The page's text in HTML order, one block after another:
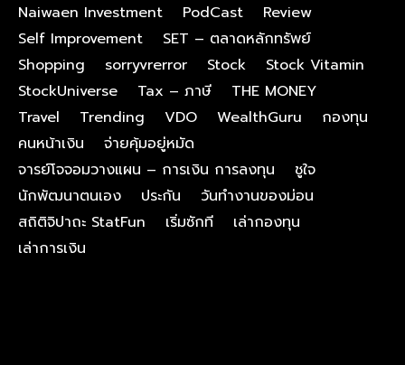
Naiwaen Investment
PodCast
Review
Self Improvement
SET – ตลาดหลักทรัพย์
Shopping
sorryvrerror Stock
Stock Vitamin
StockUniverse
Tax – ภาษี
THE MONEY
Travel
Trending VDO WealthGuru
กองทุน
คนหน้าเงิน
จ่ายคุ้มอยู่หมัด
จารย์โจจอมวางแผน – การเงิน การลงทุน
ชูใจ
นักพัฒนาตนเอง
ประกัน
วันทำงานของม่อน
สถิติจิปาถะ StatFun
เริ่มซักที
เล่ากองทุน
เล่าการเงิน